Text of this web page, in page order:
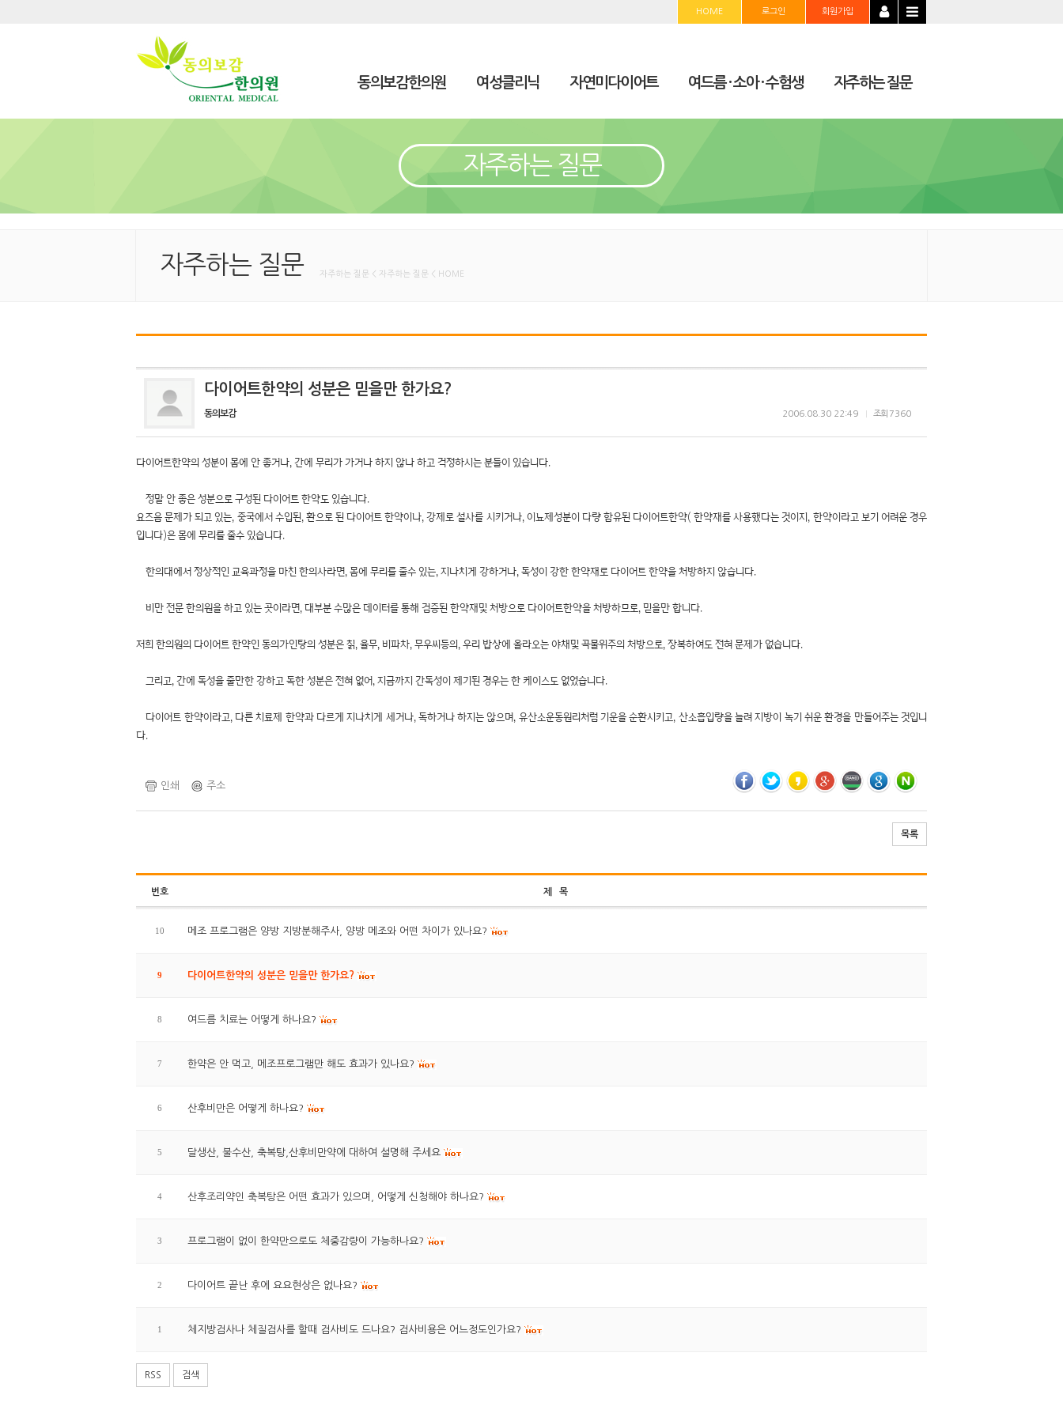
HOME 로그인 회원가입
동의보감한의원 여성클리닉 자연미다이어트 여드름 · 소아 · 수험생 자주하는 질문
자주하는 질문
자주하는 질문 자주하는 질문 < 자주하는 질문 < HOME
다이어트한약의 성분은 믿을만 한가요?
동의보감 조회 7360
2006.08.30 22:49
다이어트한약의 성분이 몸에 안 좋거나, 간에 무리가 가거나 하지 않나 하고 걱정하시는 분들이 있습니다.
정말 안 좋은 성분으로 구성된 다이어트 한약도 있습니다.
요즈음 문제가 되고 있는, 중국에서 수입된, 환으로 된 다이어트 한약이나, 강제로 설사를 시키거나, 이뇨제성분이 다량 함유된 다이어트한약( 한약재를 사용했다는 것이지, 한약이라고 보기 어려운 경우
입니다)은 몸에 무리를 줄수 있습니다.
한의대에서 정상적인 교육과정을 마친 한의사라면, 몸에 무리를 줄수 있는, 지나치게 강하거나, 독성이 강한 한약재로 다이어트 한약을 처방하지 않습니다.
비만 전문 한의원을 하고 있는 곳이라면, 대부분 수많은 데이터를 통해 검증된 한약재및 처방으로 다이어트한약을 처방하므로, 믿을만 합니다.
저희 한의원의 다이어트 한약인 동의가인탕의 성분은 칡, 율무, 비파차, 무우씨등의, 우리 밥상에 올라오는 야채및 곡물위주의 처방으로, 장복하여도 전혀 문제가 없습니다.
그리고, 간에 독성을 줄만한 강하고 독한 성분은 전혀 없어, 지금까지 간독성이 제기된 경우는 한 케이스도 없었습니다.
다이어트 한약이라고, 다른 치료제 한약과 다르게 지나치게 세거나, 독하거나 하지는 않으며, 유산소운동원리처럼 기운을 순환시키고, 산소흡입량을 늘려 지방이 녹기 쉬운 환경을 만들어주는 것입니
다.
인쇄 주소
목록
번호 제 목
10 메조 프로그램은 양방 지방분해주사, 양방 메조와 어떤 차이가 있나요?
9 다이어트한약의 성분은 믿을만 한가요?
8 여드름 치료는 어떻게 하나요?
7 한약은 안 먹고, 메조프로그램만 해도 효과가 있나요?
6 산후비만은 어떻게 하나요?
5 달생산, 불수산, 축복탕,산후비만약에 대하여 설명해 주세요
4 산후조리약인 축복탕은 어떤 효과가 있으며, 어떻게 신청해야 하나요?
3 프로그램이 없이 한약만으로도 체중감량이 가능하나요?
2 다이어트 끝난 후에 요요현상은 없나요?
1 체지방검사나 체질검사를 할때 검사비도 드나요? 검사비용은 어느정도인가요?
RSS 검색